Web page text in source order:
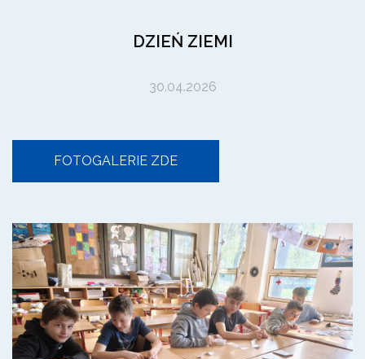
DZIEŃ ZIEMI
30.04.2026
FOTOGALERIE ZDE